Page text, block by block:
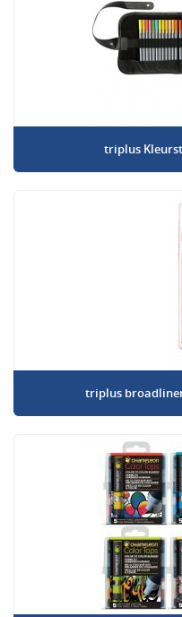
triplus
triplus